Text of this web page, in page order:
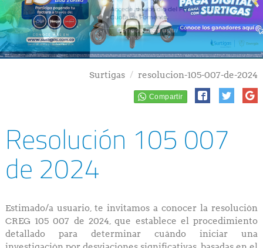
Surtigas resolucion-105-007-de-2024
Resolución 105 007
de 2024
Estimado/a usuario, te invitamos a conocer la resolución
CREG 105 007 de 2024, que establece el procedimiento
detallado para determinar cuándo iniciar una